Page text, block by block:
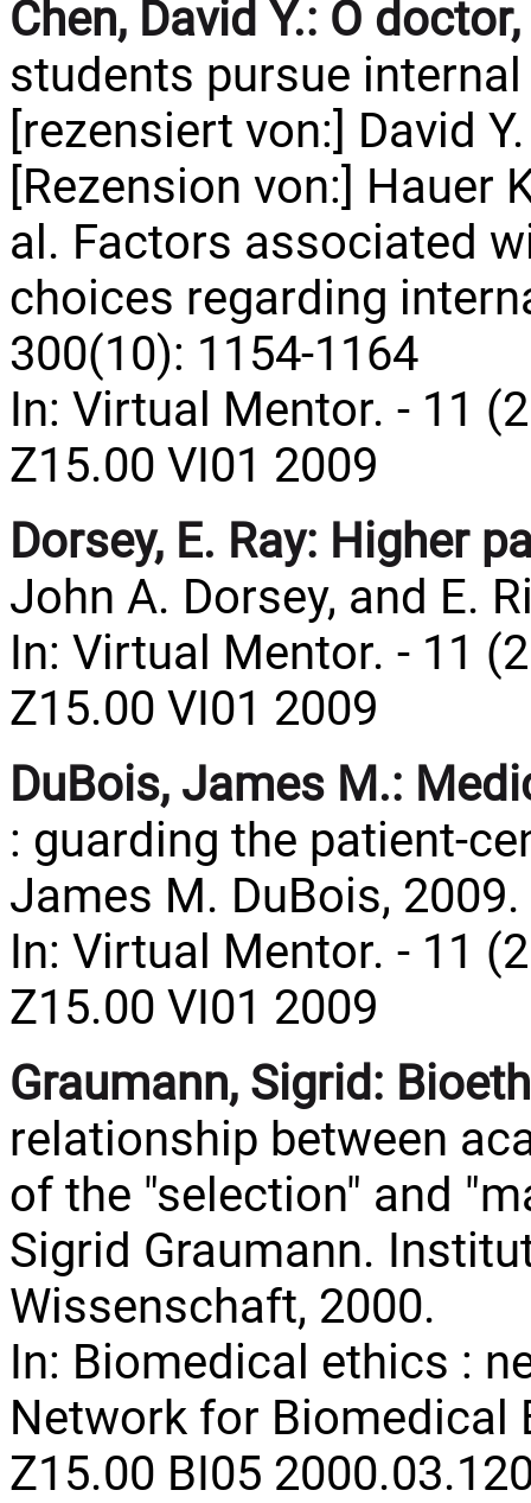
Chen, David Y.: O
students pursue
[rezensiert von:] David
[Rezension von:] Hauer
al. Factors associated
choices regarding
300(10): 1154-1164
In: Virtual Mentor. - 11
Z15.00 VI01 2009
Dorsey, E. Ray: Higher
John A. Dorsey, and E.
In: Virtual Mentor. - 11
Z15.00 VI01 2009
DuBois, James M.:
: guarding the patient-
James M. DuBois, 2009.
In: Virtual Mentor. - 11
Z15.00 VI01 2009
Graumann, Sigrid:
relationship between
of the "selection" and
Sigrid Graumann.
Wissenschaft, 2000.
In: Biomedical ethics :
Network for Biomedical
Z15.00 BI05